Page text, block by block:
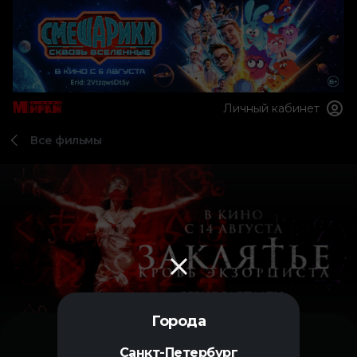
Города
Санкт-Петербург
Личный кабинет
Все фильмы